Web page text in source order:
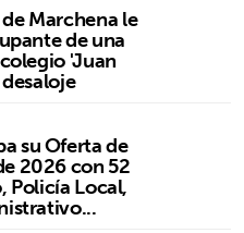
Marchena le
de una
'Juan
su Oferta de
2026 con 52
Policía Local,